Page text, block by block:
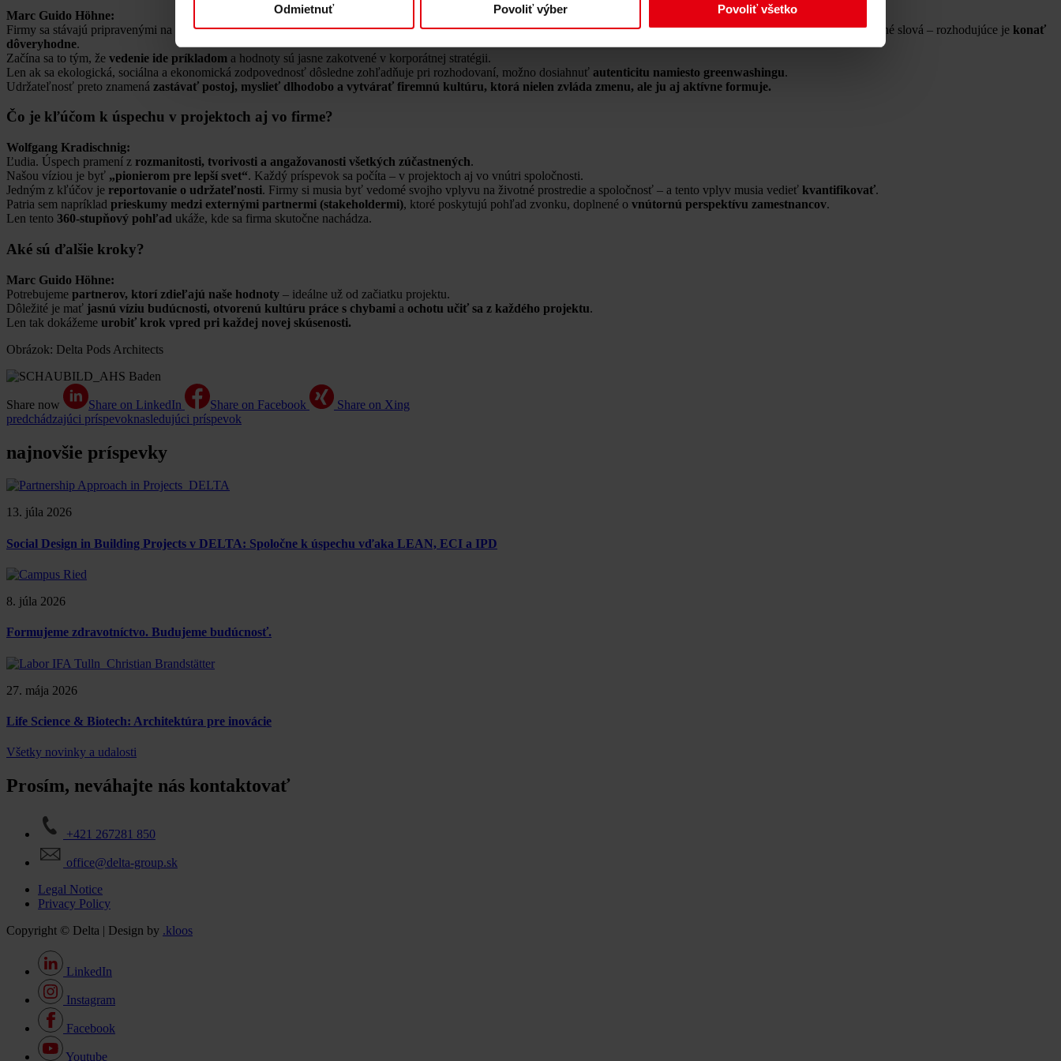
Odmietnuť Povoliť výber Povoliť všetko
Marc Guido Höhne:
Firmy sa stávajú pripravenými na budúcnosť vtedy, keď chápuudržateľnosť a zodpovednosť nie ako marketingový nástroj, ale ako súčasť svojej DNA. Nestačí nájsť pekné slová – rozhodujúce je konať
dôveryhodne.
Začína sa to tým, že vedenie ide príkladom a hodnoty sú jasne zakotvené v korporátnej stratégii.
Len ak sa ekologická, sociálna a ekonomická zodpovednosť dôsledne zohľadňuje pri rozhodovaní, možno dosiahnuť autenticitu namiesto greenwashingu.
Udržateľnosť preto znamená zastávať postoj, myslieť dlhodobo a vytvárať firemnú kultúru, ktorá nielen zvláda zmenu, ale ju aj aktívne formuje.
Čo je kľúčom k úspechu v projektoch aj vo firme?
Wolfgang Kradischnig:
Ľudia. Úspech pramení z rozmanitosti, tvorivosti a angažovanosti všetkých zúčastnených.
Našou víziou je byť „pionierom pre lepší svet“. Každý príspevok sa počíta – v projektoch aj vo vnútri spoločnosti.
Jedným z kľúčov je reportovanie o udržateľnosti. Firmy si musia byť vedomé svojho vplyvu na životné prostredie a spoločnosť – a tento vplyv musia vedieť kvantifikovať.
Patria sem napríklad prieskumy medzi externými partnermi (stakeholdermi), ktoré poskytujú pohľad zvonku, doplnené o vnútornú perspektívu zamestnancov.
Len tento 360-stupňový pohľad ukáže, kde sa firma skutočne nachádza.
Aké sú ďalšie kroky?
Marc Guido Höhne:
Potrebujeme partnerov, ktorí zdieľajú naše hodnoty – ideálne už od začiatku projektu.
Dôležité je mať jasnú víziu budúcnosti, otvorenú kultúru práce s chybami a ochotu učiť sa z každého projektu.
Len tak dokážeme urobiť krok vpred pri každej novej skúsenosti.
Obrázok: Delta Pods Architects
Share now Share on LinkedIn Share on Facebook
Share on Xing
predchádzajúci príspevoknasledujúci príspevok
najnovšie príspevky
13. júla 2026
Social Design in Building Projects v DELTA: Spoločne k úspechu vďaka LEAN, ECI a IPD
8. júla 2026
Formujeme zdravotníctvo. Budujeme budúcnosť.
27. mája 2026
Life Science & Biotech: Architektúra pre inovácie
Všetky novinky a udalosti
Prosím, neváhajte nás kontaktovať
+421 267281 850
office@delta-group.sk
Legal Notice
Privacy Policy
Copyright © Delta | Design by .kloos
LinkedIn
Instagram
Facebook
Youtube